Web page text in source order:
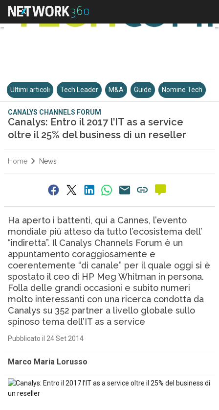
Ultimi articoli Tech Leader M&A Guide Nomine Tech
CANALYS CHANNELS FORUM
Canalys: Entro il 2017 l’IT as a service
oltre il 25% del business di un reseller
Home News
Ha aperto i battenti, qui a Cannes, l’evento
mondiale più atteso da tutto l’ecosistema dell’
“indiretta”. Il Canalys Channels Forum è un
appuntamento coraggiosamente e
coerentemente “di canale” per il quale oggi si è
spostato il ceo di HP Meg Whitman in persona.
Folla delle grandi occasioni e subito numeri
molto interessanti con una ricerca condotta da
Canalys su 352 partner a livello globale sullo
spinoso tema dell’IT as a service
Pubblicato il 24 Set 2014
Marco Maria Lorusso